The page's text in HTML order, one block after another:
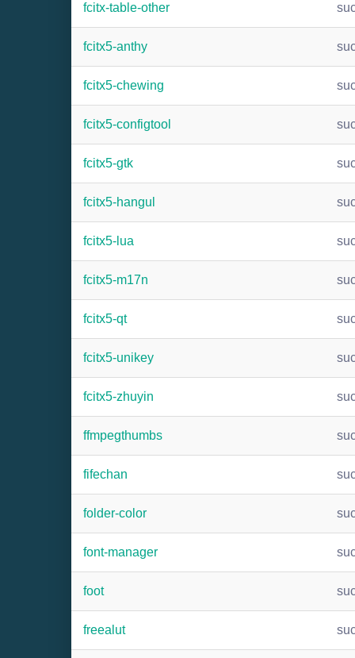
fcitx-table-other
fcitx5-anthy
fcitx5-chewing
fcitx5-configtool
fcitx5-gtk
fcitx5-hangul
fcitx5-lua
fcitx5-m17n
fcitx5-qt
fcitx5-unikey
fcitx5-zhuyin
ffmpegthumbs
fifechan
folder-color
font-manager
foot
freealut